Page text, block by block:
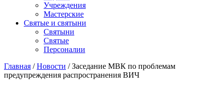
Учреждения
Мастерские
Святые и святыни
Cвятыни
Cвятые
Персоналии
Главная /Новости /Заседание МВК по проблемам
предупреждения распространения ВИЧ